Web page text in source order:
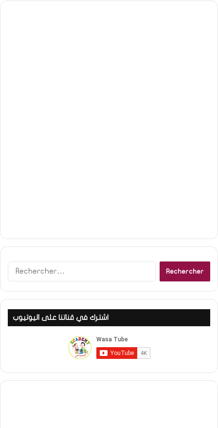
c
:
اشترك في قناتنا على اليوتيوب